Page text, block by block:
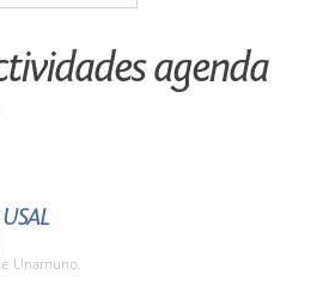
agenda
Unamuno.